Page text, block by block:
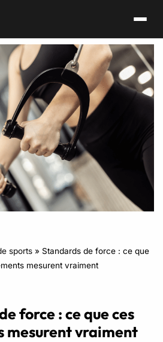
sports» Standards de force : ce que
mesurent vraiment
force : ce que ces
mesurent vraiment